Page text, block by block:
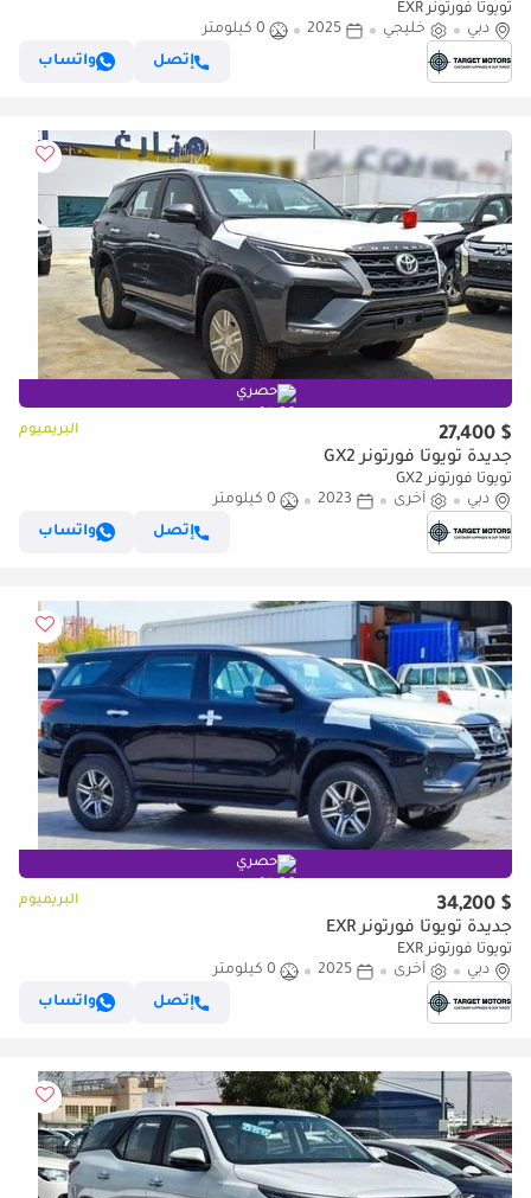
تويوتا فورتونر EXR
دبي
خليجي 2025
0 كيلومتر
إتصل
واتساب
حصري
$ 27,400 البريميوم
جديدة تويوتا فورتونر GX2
تويوتا فورتونر GX2
دبي
أخرى 2023
0 كيلومتر
إتصل
واتساب
حصري
$ 34,200 البريميوم
جديدة تويوتا فورتونر EXR
تويوتا فورتونر EXR
دبي
أخرى 2025
0 كيلومتر
إتصل
واتساب